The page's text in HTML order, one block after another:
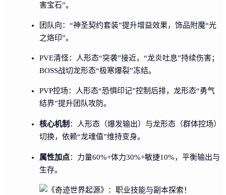
害宝石”。
团队向：“神圣契约套装”提升增益效果，饰品附魔“光
之烙印”。
PVE清怪：人形态“突袭”接近，“龙炎吐息”持续伤害；
BOSS战切龙形态“极寒爆裂”冻结。
PVP控场：人形态“恐惧印记”控制后排，龙形态“勇气
结界”提升团队攻防。
核心机制 ：人形态（爆发输出）与龙形态（群体控场）
切换，依赖“龙魂值”维持变身。
属性加点：力量60%+体力30%+敏捷10%，平衡输出与
生存。